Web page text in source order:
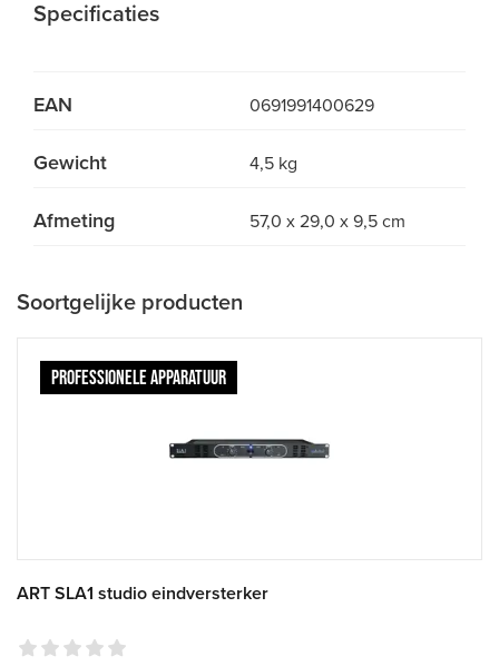
Specificaties
EAN 0691991400629
Gewicht 4,5 kg
Afmeting 57,0 x 29,0 x 9,5 cm
Soortgelijke producten
PROFESSIONELE APPARATUUR
ART SLA1 studio eindversterker